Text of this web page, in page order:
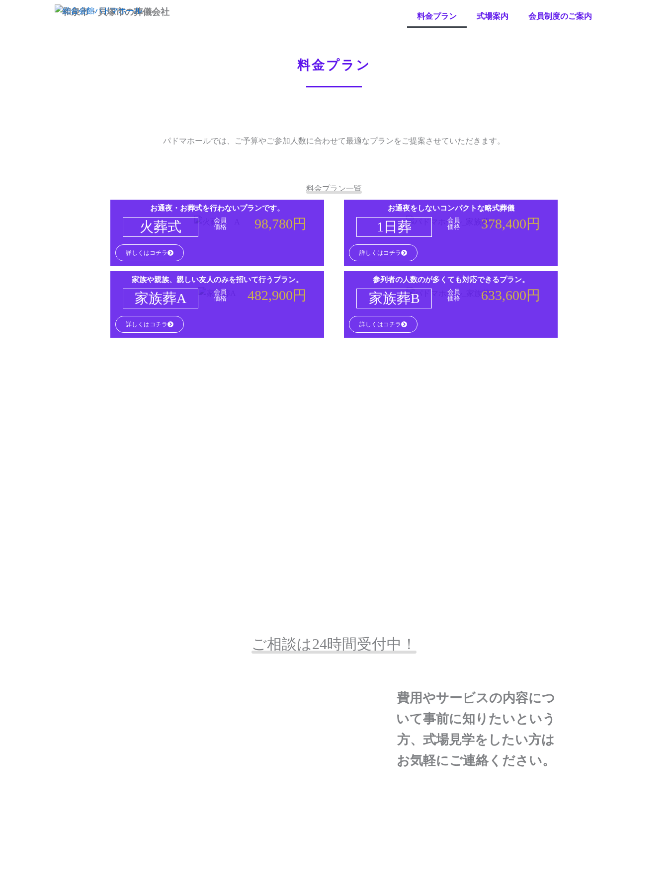
和泉市・貝塚市の葬儀会社 料金プラン 式場案内 会員制度のご案内
料金プラン
パドマホールでは、ご予算やご参加人数に合わせて最適なプランをご提案させていただきます。
料金プラン一覧
お通夜・お葬式を行わないプランです。
火葬式
会員
価格
98,780円
詳しくはコチラ
お通夜をしないコンパクトな略式葬儀
1日葬
会員
価格
378,400円
詳しくはコチラ
家族や親族、親しい友人のみを招いて行うプラン。
家族葬A
会員
価格
482,900円
詳しくはコチラ
参列者の人数のが多くても対応できるプラン。
家族葬B
会員
価格
633,600円
詳しくはコチラ
ご相談は24時間受付中！
費用やサービスの内容につ
いて事前に知りたいという
方、式場見学をしたい方は
お気軽にご連絡ください。